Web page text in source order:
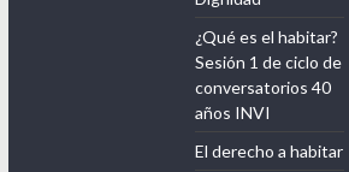
¿Qué es el habitar?
Sesión 1 de ciclo de
conversatorios 40
años INVI
El derecho a habitar